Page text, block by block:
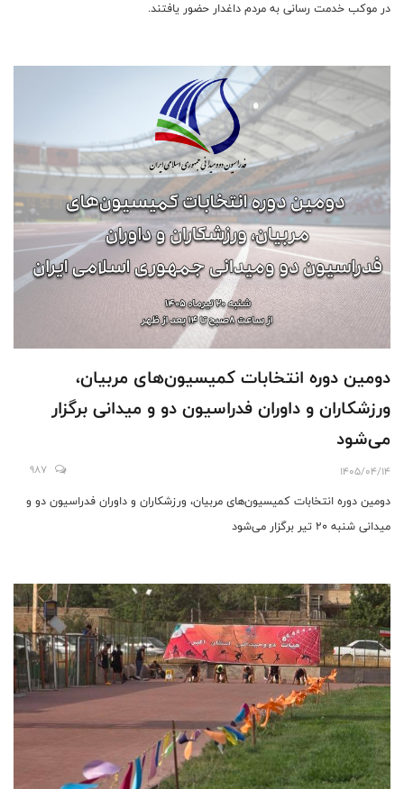
در موکب خدمت رسانی به مردم داغدار حضور یافتند.
دومین دوره انتخابات کمیسیون‌های مربیان،
ورزشکاران و داوران فدراسیون دو و میدانی برگزار
می‌شود
1405/04/14
987
دومین دوره انتخابات کمیسیون‌های مربیان، ورزشکاران و داوران فدراسیون دو و
میدانی شنبه 20 تیر برگزار می‌شود